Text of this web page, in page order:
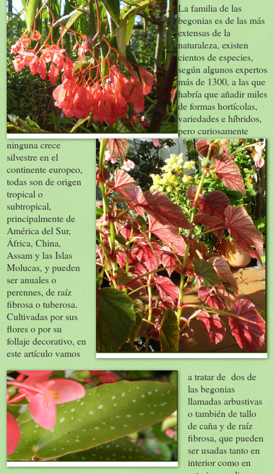
La familia de las
begonias es de las más
extensas de la
naturaleza, existen
cientos de especies,
según algunos expertos
más de 1300, a las que
habría que añadir miles
de formas hortícolas,
variedades e híbridos,
pero curiosamente
ninguna crece
silvestre en el
continente europeo,
todas son de origen
tropical o
subtropical,
principalmente de
América del Sur,
África, China,
Assam y las Islas
Molucas, y pueden
ser anuales o
perennes, de raíz
fibrosa o tuberosa.
Cultivadas por sus
flores o por su
follaje decorativo, en
este artículo vamos
a tratar de dos de
las begonias
llamadas arbustivas
o también de tallo
de caña y de raíz
fibrosa, que pueden
ser usadas tanto en
interior como en